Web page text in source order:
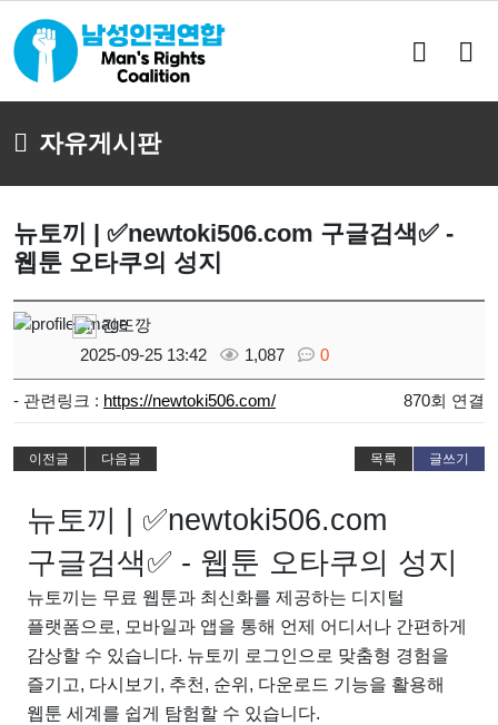
검
버
메
버
자유게시판
뉴토끼 | ✅newtoki506.com 구글검색✅ -
웹툰 오타쿠의 성지
긴또깡
2025-09-25 13:42
1,087 0
- 관련링크 : https://newtoki506.com/ 870회 연결
이전글 다음글 목록 글쓰기
뉴토끼 | ✅newtoki506.com
구글검색✅ - 웹툰 오타쿠의 성지
뉴토끼는 무료 웹툰과 최신화를 제공하는 디지털
플랫폼으로, 모바일과 앱을 통해 언제 어디서나 간편하게
감상할 수 있습니다. 뉴토끼 로그인으로 맞춤형 경험을
즐기고, 다시보기, 추천, 순위, 다운로드 기능을 활용해
웹툰 세계를 쉽게 탐험할 수 있습니다.